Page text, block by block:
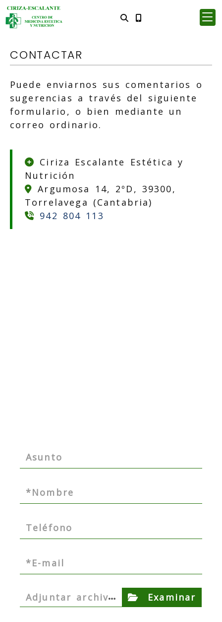
CONTACTAR
Puede enviarnos sus comentarios o
sugerencias a través del siguiente
formulario, o bien mediante un
correo ordinario.
Ciriza Escalante Estética y
Nutrición
Argumosa 14, 2ºD, 39300,
Torrelavega (Cantabria)
942 804 113
…
Adjuntar archiv
o
Examinar